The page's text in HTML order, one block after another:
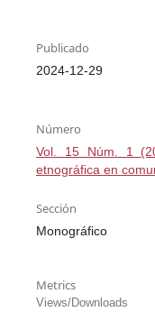
Publicado
2024-12-29
Número
Vol. 15 Núm. 1
etnográfica en
Sección
Monográfico
Metrics
Views/Downloads